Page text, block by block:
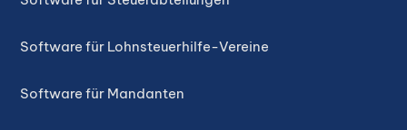
Software für Lohnsteuerhilfe-Vereine
Software für Mandanten